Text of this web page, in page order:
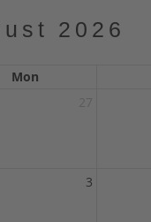
2026
Mon
3